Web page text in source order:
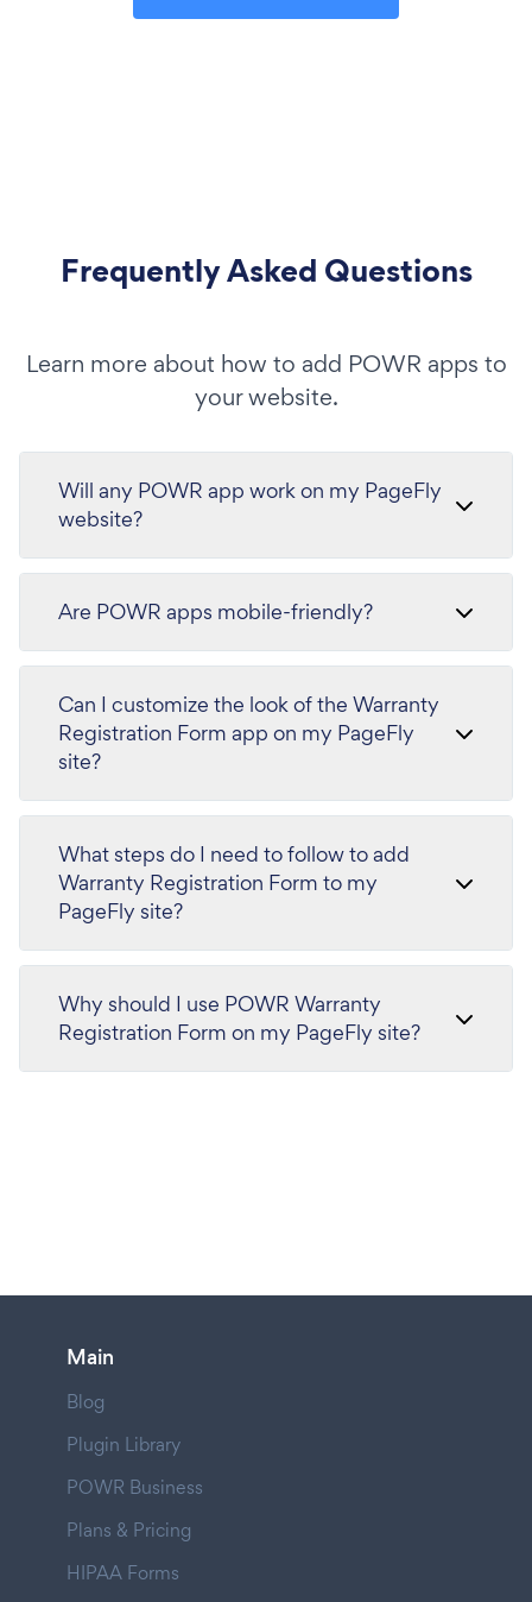
Frequently Asked Questions
Learn more about how to add POWR apps to
your website.
Will any POWR app work on my PageFly
website?
Are POWR apps mobile-friendly?
Can I customize the look of the Warranty
Registration Form app on my PageFly
site?
What steps do I need to follow to add
Warranty Registration Form to my
PageFly site?
Why should I use POWR Warranty
Registration Form on my PageFly site?
Main
Blog
Plugin Library
POWR Business
Plans & Pricing
HIPAA Forms